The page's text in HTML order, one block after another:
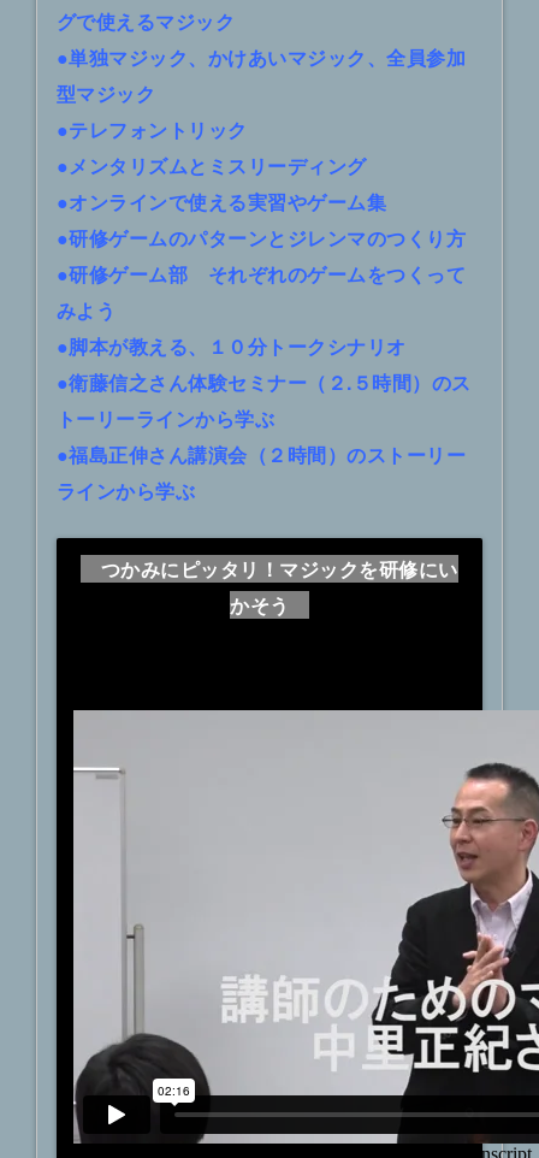
グで使えるマジック
●単独マジック、かけあいマジック、全員参加
型マジック
●テレフォントリック
●メンタリズムとミスリーディング
●オンラインで使える実習やゲーム集
●研修ゲームのパターンとジレンマのつくり方
●研修ゲーム部 それぞれのゲームをつくって
みよう
●脚本が教える、１０分トークシナリオ
●衛藤信之さん体験セミナー（２.５時間）のス
トーリーラインから学ぶ
●福島正伸さん講演会（２時間）のストーリー
ラインから学ぶ
つかみにピッタリ！マジックを研修にい
かそう